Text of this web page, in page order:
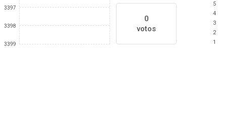
3397
3398
3399
0
votos
5
4
3
2
1